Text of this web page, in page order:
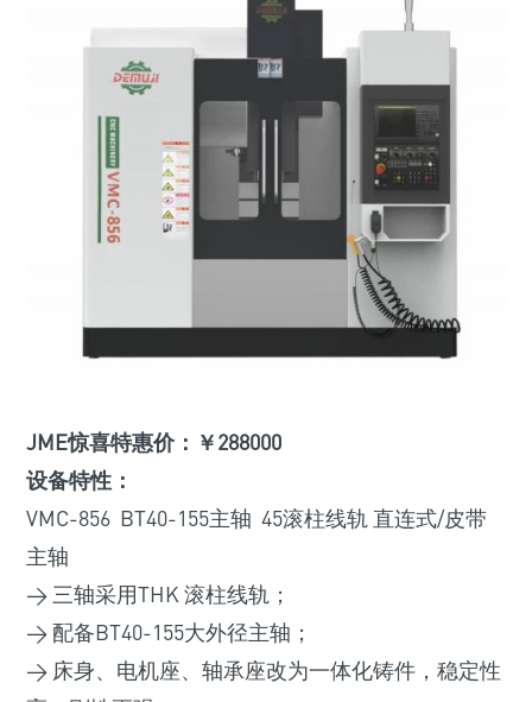
JME惊喜特惠价：￥288000
设备特性：
VMC-856 BT40-155主轴 45滚柱线轨 直连式/皮带
主轴
> 三轴采用THK 滚柱线轨；
> 配备BT40-155大外径主轴；
> 床身、电机座、轴承座改为一体化铸件，稳定性